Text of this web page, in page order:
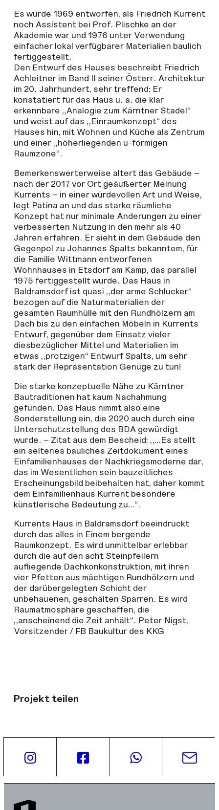
Es wurde 1969 entworfen, als Friedrich Kurrent
noch Assistent bei Prof. Plischke an der
Akademie war und 1976 unter Verwendung
einfacher lokal verfügbarer Materialien baulich
fertiggestellt.
Den Entwurf des Hauses beschreibt Friedrich
Achleitner im Band II seiner Österr. Architektur
im 20. Jahrhundert, sehr treffend: Er
konstatiert für das Haus u. a. die klar
erkennbare „Analogie zum Kärntner Stadel“
und weist auf das „Einraumkonzept“ des
Hauses hin, mit Wohnen und Küche als Zentrum
und einer „höherliegenden u-förmigen
Raumzone“.
Bemerkenswerterweise altert das Gebäude –
nach der 2017 vor Ort geäußerter Meinung
Kurrents – in einer würdevollen Art und Weise,
legt Patina an und das starke räumliche
Konzept hat nur minimale Änderungen zu einer
verbesserten Nutzung in den mehr als 40
Jahren erfahren. Er sieht in dem Gebäude den
Gegenpol zu Johannes Spalts bekanntem, für
die Familie Wittmann entworfenen
Wohnhauses in Etsdorf am Kamp, das parallel
1975 fertiggestellt wurde. Das Haus in
Baldramsdorf ist quasi „der arme Schlucker“
bezogen auf die Naturmaterialien der
gesamten Raumhülle mit den Rundhölzern am
Dach bis zu den einfachen Möbeln in Kurrents
Entwurf, gegenüber dem Einsatz vieler
diesbezüglicher Mittel und Materialien im
etwas „protzigen“ Entwurf Spalts, um sehr
stark der Repräsentation Genüge zu tun!
Die starke konzeptuelle Nähe zu Kärntner
Bautraditionen hat kaum Nachahmung
gefunden. Das Haus nimmt also eine
Sonderstellung ein, die 2020 auch durch eine
Unterschutzstellung des BDA gewürdigt
wurde. – Zitat aus dem Bescheid: „…Es stellt
ein seltenes bauliches Zeitdokument eines
Einfamilienhauses der Nachkriegsmoderne dar,
das im Wesentlichen sein bauzeitliches
Erscheinungsbild beibehalten hat, daher kommt
dem Einfamilienhaus Kurrent besondere
künstlerische Bedeutung zu…“.
Kurrents Haus in Baldramsdorf beeindruckt
durch das alles in Einem bergende
Raumkonzept. Es wird unmittelbar erlebbar
durch die auf den acht Steinpfeilern
aufliegende Dachkonkonstruktion, mit ihren
vier Pfetten aus mächtigen Rundhölzern und
der darübergelegten Schicht der
unbehauenen, geschälten Sparren. Es wird
Raumatmosphäre geschaffen, die
„anscheinend die Zeit anhält“. Peter Nigst,
Vorsitzender / FB Baukultur des KKG
Projekt teilen